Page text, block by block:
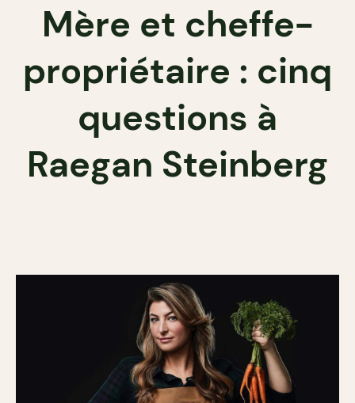
Mère et cheffe-
propriétaire : cinq
questions à
Raegan Steinberg